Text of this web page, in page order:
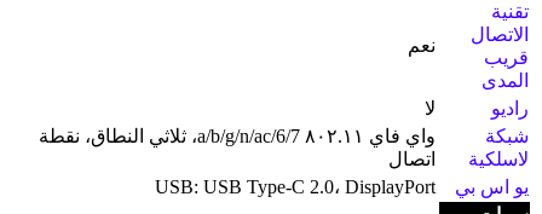
تقنية
الاتصال
قريب
المدى
نعم
راديو
لا
شبكة
لاسلكية
واي فاي ٨٠٢.١١ a/b/g/n/ac/6/7، ثلاثي النطاق، نقطة
اتصال
يو اس بي
USB: USB Type-C 2.0، DisplayPort